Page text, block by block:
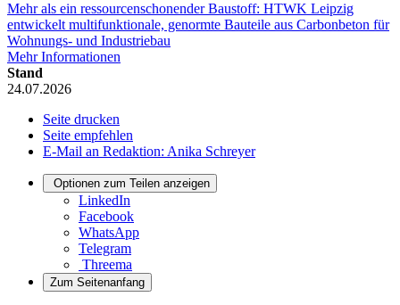
Mehr als ein ressourcenschonender Baustoff: HTWK Leipzig
entwickelt multifunktionale, genormte Bauteile aus Carbonbeton für
Wohnungs- und Industriebau
Mehr Informationen
Stand
24.07.2026
Seite drucken
Seite empfehlen
E-Mail an Redaktion: Anika Schreyer
Optionen zum Teilen anzeigen
LinkedIn
Facebook
WhatsApp
Telegram
Threema
Zum Seitenanfang